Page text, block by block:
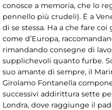
conosce a memoria, che lo
pennello più crudeli). È a
di se stessa. Ha a che fare
come d’Europa,
rimandando consegne di
supplichevoli quanto furbe.
suo amante di sempre, il
Girolamo Fontanella
successivi addirittura sette
Londra, dove raggiunge il